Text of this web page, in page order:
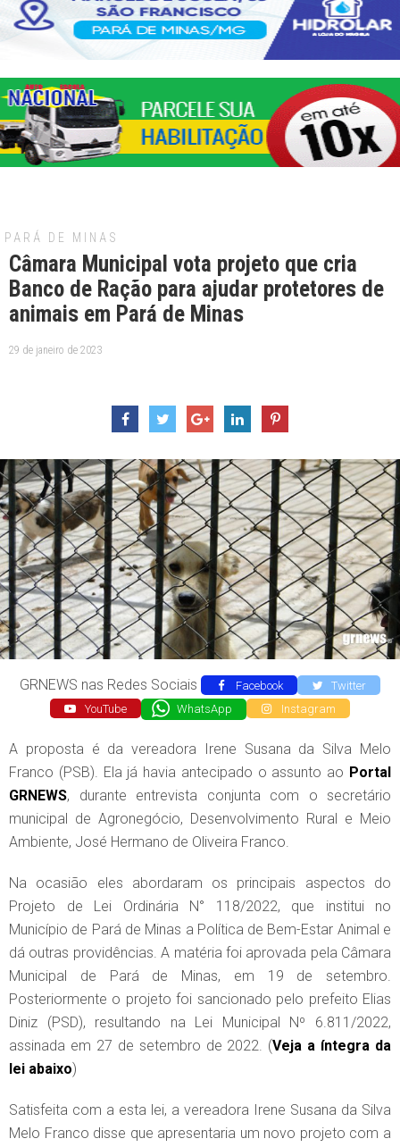
PARÁ DE MINAS
Câmara Municipal vota projeto que cria
Banco de Ração para ajudar protetores de
animais em Pará de Minas
29 de janeiro de 2023
GRNEWS nas Redes Sociais Facebook
Twitter
YouTube
WhatsApp Instagram
A proposta é da vereadora Irene Susana da Silva Melo
Franco (PSB). Ela já havia antecipado o assunto ao Portal
GRNEWS, durante entrevista conjunta com o secretário
municipal de Agronegócio, Desenvolvimento Rural e Meio
Ambiente, José Hermano de Oliveira Franco.
Na ocasião eles abordaram os principais aspectos do
Projeto de Lei Ordinária N° 118/2022, que institui no
Município de Pará de Minas a Política de Bem-Estar Animal e
dá outras providências. A matéria foi aprovada pela Câmara
Municipal de Pará de Minas, em 19 de setembro.
Posteriormente o projeto foi sancionado pelo prefeito Elias
Diniz (PSD), resultando na Lei Municipal Nº 6.811/2022,
assinada em 27 de setembro de 2022. (Veja a íntegra da
lei abaixo)
Satisfeita com a esta lei, a vereadora Irene Susana da Silva
Melo Franco disse que apresentaria um novo projeto com a